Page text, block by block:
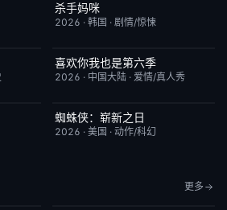
更新至第04集
杀手妈咪
2026 · 韩国 · 剧情/惊悚
昨日更新
喜欢你我也是第六季
2026 · 中国大陆 · 爱情/真人秀
TC中字
蜘蛛侠：崭新之日
2026 · 美国 · 动作/科幻
更多